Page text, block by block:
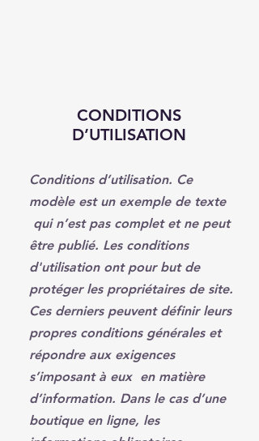
CONDITIONS
D’UTILISATION
Conditions d’utilisation. Ce
modèle est un exemple de texte
qui n’est pas complet et ne peut
être publié. Les conditions
d'utilisation ont pour but de
protéger les propriétaires de site.
Ces derniers peuvent définir leurs
propres conditions générales et
répondre aux exigences
s’imposant à eux en matière
d’information. Dans le cas d’une
boutique en ligne, les